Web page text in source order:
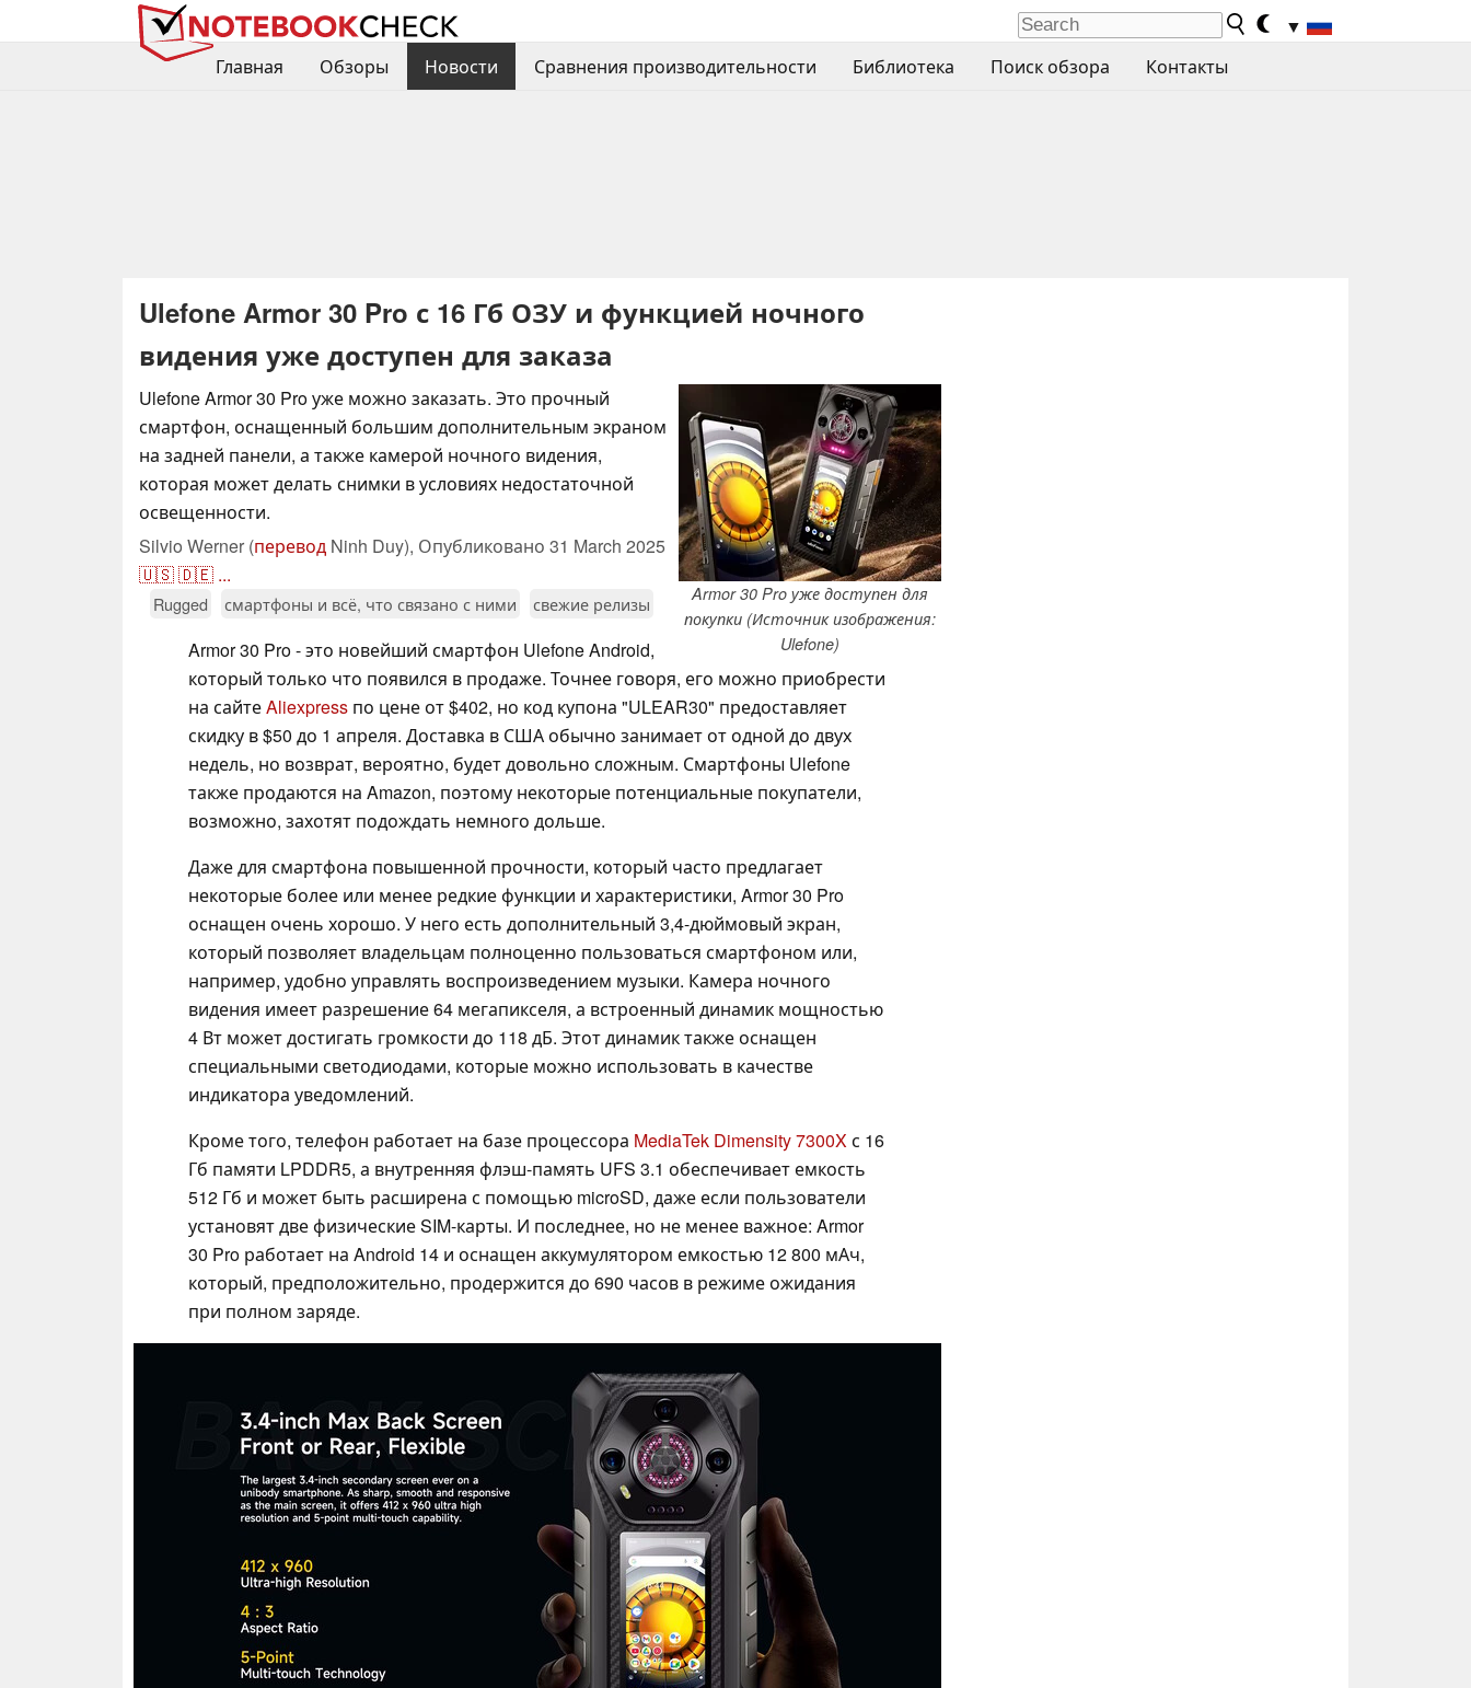
▼
Главная
Обзоры Новости Сравнения производительности Библиотека Поиск обзора Контакты
Ulefone Armor 30 Pro с 16 Гб ОЗУ и функцией ночного
видения уже доступен для заказа
Armor 30 Pro уже доступен для
покупки (Источник изображения:
Ulefone)
Ulefone Armor 30 Pro уже можно заказать. Это прочный
смартфон, оснащенный большим дополнительным экраном
на задней панели, а также камерой ночного видения,
которая может делать снимки в условиях недостаточной
освещенности.
Silvio Werner (перевод Ninh Duy), Опубликовано 31 March 2025
🇺🇸🇩🇪 ...
Rugged смартфоны и всё, что связано с ними свежие релизы
Armor 30 Pro - это новейший смартфон Ulefone Android,
который только что появился в продаже. Точнее говоря, его можно приобрести
на сайтеAliexpress по цене от $402, но код купона "ULEAR30" предоставляет
скидку в $50 до 1 апреля. Доставка в США обычно занимает от одной до двух
недель, но возврат, вероятно, будет довольно сложным. Смартфоны Ulefone
также продаются на Amazon, поэтому некоторые потенциальные покупатели,
возможно, захотят подождать немного дольше.
Даже для смартфона повышенной прочности, который часто предлагает
некоторые более или менее редкие функции и характеристики, Armor 30 Pro
оснащен очень хорошо. У него есть дополнительный 3,4-дюймовый экран,
который позволяет владельцам полноценно пользоваться смартфоном или,
например, удобно управлять воспроизведением музыки. Камера ночного
видения имеет разрешение 64 мегапикселя, а встроенный динамик мощностью
4 Вт может достигать громкости до 118 дБ. Этот динамик также оснащен
специальными светодиодами, которые можно использовать в качестве
индикатора уведомлений.
Кроме того, телефон работает на базе процессора MediaTek Dimensity 7300Xс 16
Гб памяти LPDDR5, а внутренняя флэш-память UFS 3.1 обеспечивает емкость
512 Гб и может быть расширена с помощью microSD, даже если пользователи
установят две физические SIM-карты. И последнее, но не менее важное: Armor
30 Pro работает на Android 14 и оснащен аккумулятором емкостью 12 800 мАч,
который, предположительно, продержится до 690 часов в режиме ожидания
при полном заряде.